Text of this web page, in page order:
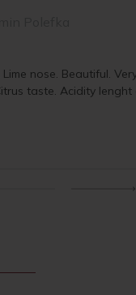
Lime nose. Beautiful.
taste. Acidity lenght